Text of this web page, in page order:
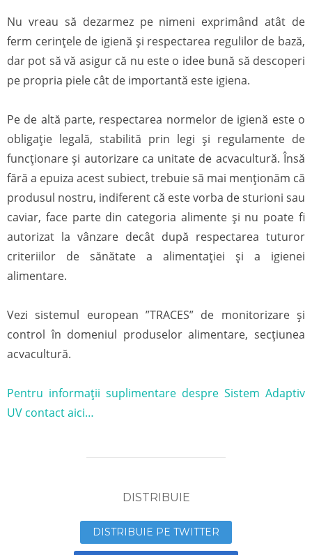
Nu vreau să dezarmez pe nimeni exprimând atât de
ferm cerințele de igienă și respectarea regulilor de bază,
dar pot să vă asigur că nu este o idee bună să descoperi
pe propria piele cât de importantă este igiena.
Pe de altă parte, respectarea normelor de igienă este o
obligație legală, stabilită prin legi și regulamente de
funcționare și autorizare ca unitate de acvacultură. Însă
fără a epuiza acest subiect, trebuie să mai menționăm că
produsul nostru, indiferent că este vorba de sturioni sau
caviar, face parte din categoria alimente și nu poate fi
autorizat la vânzare decât după respectarea tuturor
criteriilor de sănătate a alimentației și a igienei
alimentare.
Vezi sistemul european ”TRACES” de monitorizare și
control în domeniul produselor alimentare, secțiunea
acvacultură.
Pentru informații suplimentare despre Sistem Adaptiv
UV contact aici…
DISTRIBUIE
DISTRIBUIE PE TWITTER